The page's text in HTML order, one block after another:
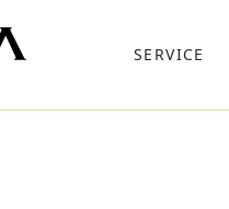
SERVICE